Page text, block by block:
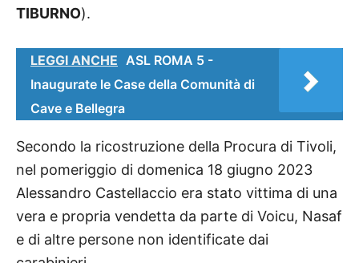
TIBURNO).
LEGGI ANCHE ASL ROMA 5 -
Inaugurate le Case della Comunità di
Cave e Bellegra
Secondo la ricostruzione della Procura di Tivoli,
nel pomeriggio di domenica 18 giugno 2023
Alessandro Castellaccio era stato vittima di una
vera e propria vendetta da parte di Voicu, Nasaf
e di altre persone non identificate dai